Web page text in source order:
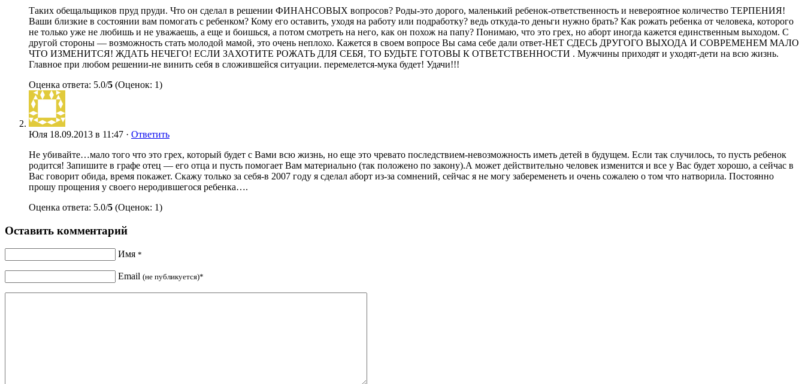
Таких обещальщиков пруд пруди. Что он сделал в решении ФИНАНСОВЫХ вопросов? Роды-это дорого, маленький ребенок-ответственность и невероятное количество ТЕРПЕНИЯ!
Ваши близкие в состоянии вам помогать с ребенком? Кому его оставить, уходя на работу или подработку? ведь откуда-то деньги нужно брать? Как рожать ребенка от человека, которого
не только уже не любишь и не уважаешь, а еще и боишься, а потом смотреть на него, как он похож на папу? Понимаю, что это грех, но аборт иногда кажется единственным выходом. С
другой стороны — возможность стать молодой мамой, это очень неплохо. Кажется в своем вопросе Вы сама себе дали ответ-НЕТ СДЕСЬ ДРУГОГО ВЫХОДА И СОВРЕМЕНЕМ МАЛО
ЧТО ИЗМЕНИТСЯ! ЖДАТЬ НЕЧЕГО! ЕСЛИ ЗАХОТИТЕ РОЖАТЬ ДЛЯ СЕБЯ, ТО БУДЬТЕ ГОТОВЫ К ОТВЕТСТВЕННОСТИ . Мужчины приходят и уходят-дети на всю жизнь.
Главное при любом решении-не винить себя в сложившейся ситуации. перемелется-мука будет! Удачи!!!
Оценка ответа: 5.0/5 (Оценок: 1)
Юля 18.09.2013 в 11:47 · Ответить
Не убивайте…мало того что это грех, который будет с Вами всю жизнь, но еще это чревато последствием-невозможность иметь детей в будущем. Если так случилось, то пусть ребенок
родится! Запишите в графе отец — его отца и пусть помогает Вам материально (так положено по закону).А может действительно человек изменится и все у Вас будет хорошо, а сейчас в
Вас говорит обида, время покажет. Скажу только за себя-в 2007 году я сделал аборт из-за сомнений, сейчас я не могу забеременеть и очень сожалею о том что натворила. Постоянно
прошу прощения у своего неродившегося ребенка….
Оценка ответа: 5.0/5 (Оценок: 1)
Оставить комментарий
Имя *
Email (не публикуется)*